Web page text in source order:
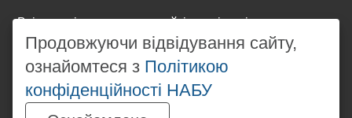
Всі матеріали на цьому сайті розміщені на умовах
ліцензіїCreative Commons Attribution-NonCommercial-
NoDerivatives 4.0 International. Використання будь-
яких матеріалів, розміщених на сайті, дозволяється
за умови посилання наwww.nabu.gov.ua
незалежності від повного або часткового
Продовжуючи відвідування сайту,
ознайомтеся з Політикою
конфіденційності НАБУ